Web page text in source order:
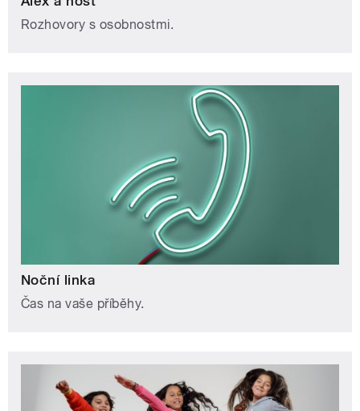
Rozhovory s osobnostmi.
Noční linka
Čas na vaše příběhy.